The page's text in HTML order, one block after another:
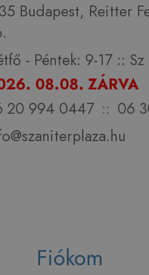
Budapest, Reitter
- Péntek: 9-17 :: Sz
08.08. ZÁRVA
20 994 0447 :: 06
Fiókom